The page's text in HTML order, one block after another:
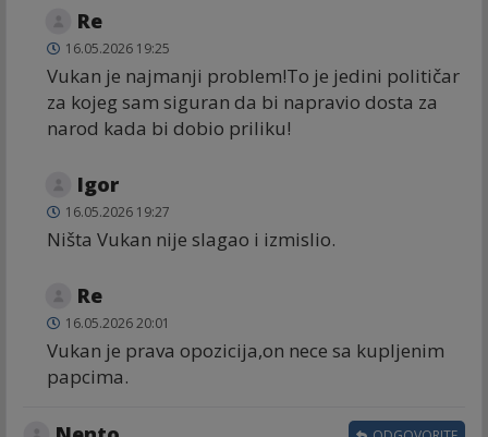
Re
16.05.2026 19:25
Vukan je najmanji problem!To je jedini političar
za kojeg sam siguran da bi napravio dosta za
narod kada bi dobio priliku!
Igor
16.05.2026 19:27
Ništa Vukan nije slagao i izmislio.
Re
16.05.2026 20:01
Vukan je prava opozicija,on nece sa kupljenim
papcima.